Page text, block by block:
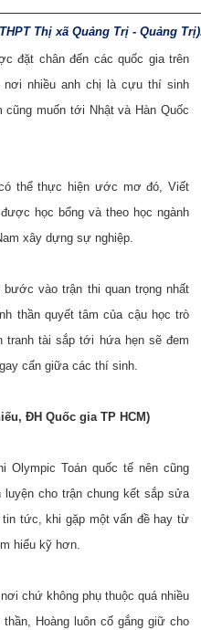
Thị xã Quảng Trị - Quảng Trị)
đặt chân đến các quốc gia trên
nhiều anh chị là cựu thí sinh
muốn tới Nhật và Hàn Quốc
thể thực hiện ước mơ đó, Viết
học bổng và theo học ngành
xây dựng sự nghiệp.
vào trận thi quan trọng nhất
thần quyết tâm của cậu học trò
tranh tài sắp tới hứa hẹn sẽ đem
cấn giữa các thí sinh.
ĐH Quốc gia TP HCM)
Olympic Toán quốc tế nên cũng
cho trận chung kết sắp sửa
tức, khi gặp một vấn đề hay từ
hiểu kỹ hơn.
chứ không phụ thuộc quá nhiều
Hoàng luôn cố gắng giữ cho